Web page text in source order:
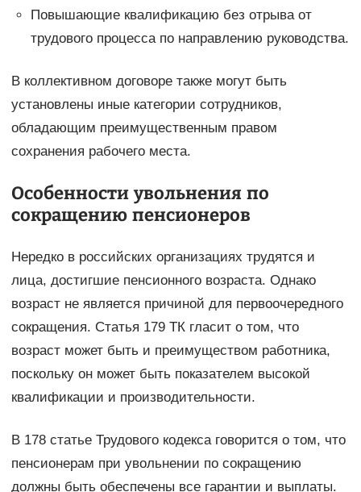
Повышающие квалификацию без отрыва от
трудового процесса по направлению руководства.
В коллективном договоре также могут быть
установлены иные категории сотрудников,
обладающим преимущественным правом
сохранения рабочего места.
Особенности увольнения по
сокращению пенсионеров
Нередко в российских организациях трудятся и
лица, достигшие пенсионного возраста. Однако
возраст не является причиной для первоочередного
сокращения. Статья 179 ТК гласит о том, что
возраст может быть и преимуществом работника,
поскольку он может быть показателем высокой
квалификации и производительности.
В 178 статье Трудового кодекса говорится о том, что
пенсионерам при увольнении по сокращению
должны быть обеспечены все гарантии и выплаты.